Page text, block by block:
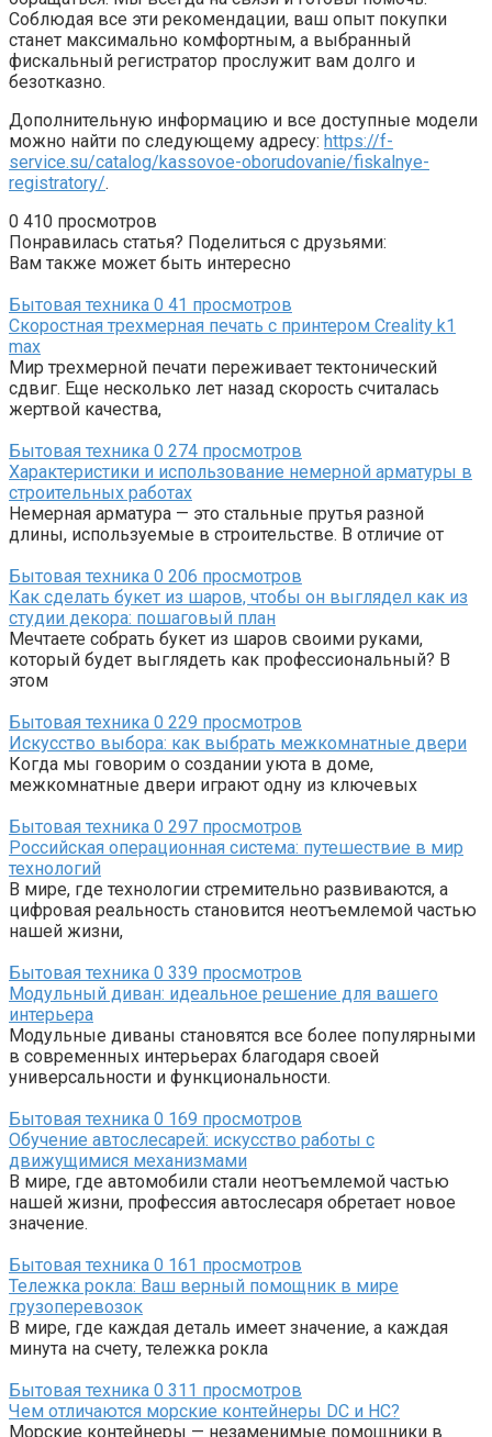
Соблюдая все эти рекомендации, ваш опыт покупки
станет максимально комфортным, а выбранный
фискальный регистратор прослужит вам долго и
безотказно.
Дополнительную информацию и все доступные модели
можно найти по следующему адресу: https://f-
service.su/catalog/kassovoe-oborudovanie/fiskalnye-
registratory/.
0 410 просмотров
Понравилась статья? Поделиться с друзьями:
Вам также может быть интересно
Бытовая техника 0 41 просмотров
Скоростная трехмерная печать с принтером Creality k1
max
Мир трехмерной печати переживает тектонический
сдвиг. Еще несколько лет назад скорость считалась
жертвой качества,
Бытовая техника 0 274 просмотров
Характеристики и использование немерной арматуры в
строительных работах
Немерная арматура — это стальные прутья разной
длины, используемые в строительстве. В отличие от
Бытовая техника 0 206 просмотров
Как сделать букет из шаров, чтобы он выглядел как из
студии декора: пошаговый план
Мечтаете собрать букет из шаров своими руками,
который будет выглядеть как профессиональный? В
этом
Бытовая техника 0 229 просмотров
Искусство выбора: как выбрать межкомнатные двери
Когда мы говорим о создании уюта в доме,
межкомнатные двери играют одну из ключевых
Бытовая техника 0 297 просмотров
Российская операционная система: путешествие в мир
технологий
В мире, где технологии стремительно развиваются, а
цифровая реальность становится неотъемлемой частью
нашей жизни,
Бытовая техника 0 339 просмотров
Модульный диван: идеальное решение для вашего
интерьера
Модульные диваны становятся все более популярными
в современных интерьерах благодаря своей
универсальности и функциональности.
Бытовая техника 0 169 просмотров
Обучение автослесарей: искусство работы с
движущимися механизмами
В мире, где автомобили стали неотъемлемой частью
нашей жизни, профессия автослесаря обретает новое
значение.
Бытовая техника 0 161 просмотров
Тележка рокла: Ваш верный помощник в мире
грузоперевозок
В мире, где каждая деталь имеет значение, а каждая
минута на счету, тележка рокла
Бытовая техника 0 311 просмотров
Чем отличаются морские контейнеры DC и HC?
Морские контейнеры — незаменимые помощники в